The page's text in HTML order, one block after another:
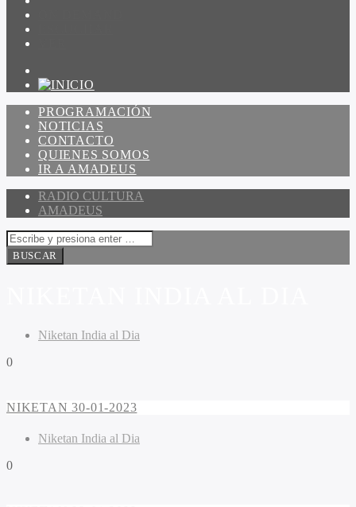
PROGRAMACIÓN
NOTICIAS
CONTACTO
QUIENES SOMOS
IR A AMADEUS
RADIO CULTURA
AMADEUS
Niketan India al Dia
0
NIKETAN 30-01-2023
Niketan India al Dia
0